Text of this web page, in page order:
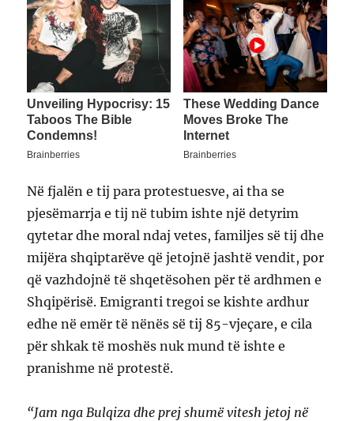
Në fjalën e tij para protestuesve, ai tha se
pjesëmarrja e tij në tubim ishte një detyrim
qytetar dhe moral ndaj vetes, familjes së tij dhe
mijëra shqiptarëve që jetojnë jashtë vendit, por
që vazhdojnë të shqetësohen për të ardhmen e
Shqipërisë. Emigranti tregoi se kishte ardhur
edhe në emër të nënës së tij 85-vjeçare, e cila
për shkak të moshës nuk mund të ishte e
pranishme në protestë.
“Jam nga Bulqiza dhe prej shumë vitesh jetoj në